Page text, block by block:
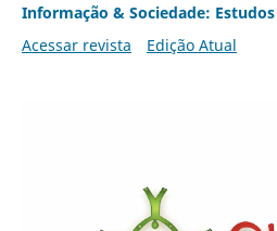
Informação & Sociedade: Estudos
Acessar revista
Edição Atual